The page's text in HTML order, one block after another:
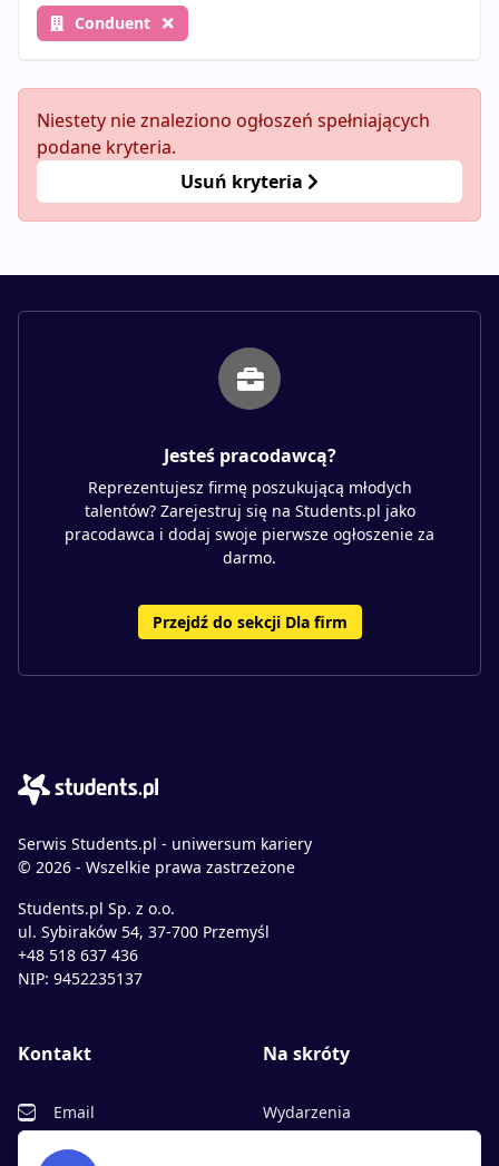
Conduent
Niestety nie znaleziono ogłoszeń spełniających
podane kryteria.
Usuń kryteria
Jesteś pracodawcą?
Reprezentujesz firmę poszukującą młodych
talentów? Zarejestruj się na Students.pl jako
pracodawca i dodaj swoje pierwsze ogłoszenie za
darmo.
Przejdź do sekcji Dla firm
Serwis Students.pl - uniwersum kariery
© 2026 - Wszelkie prawa zastrzeżone
Students.pl Sp. z o.o.
ul. Sybiraków 54, 37-700 Przemyśl
+48 518 637 436
NIP: 9452235137
Kontakt
Email
Facebook
Na skróty
Wydarzenia